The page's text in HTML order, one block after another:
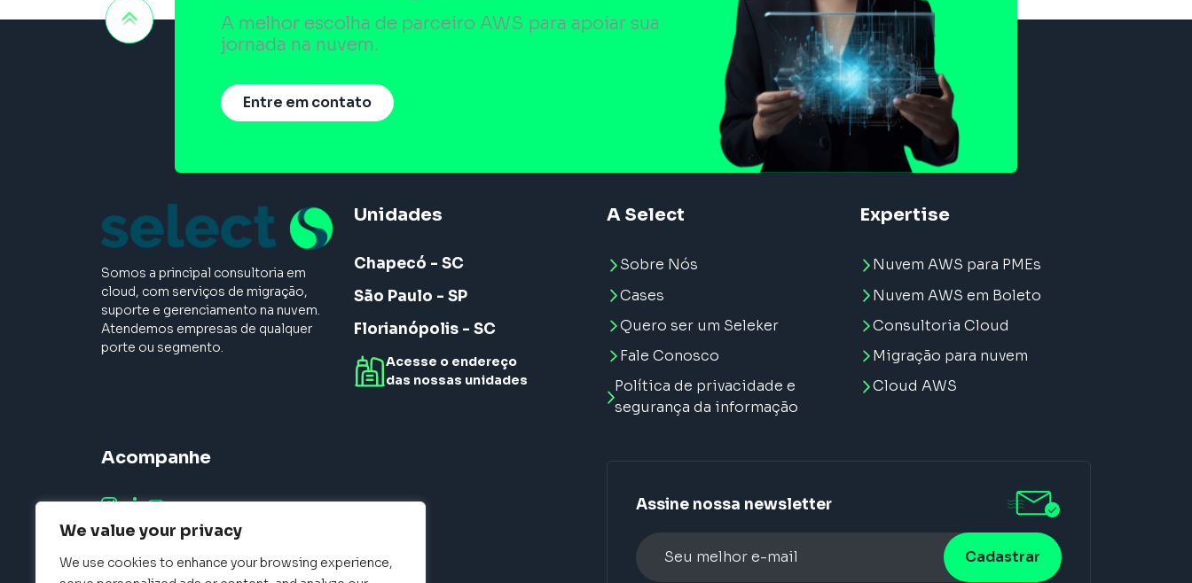
We value your privacy
We use cookies to enhance your browsing experience,
A melhor escolha de parceiro AWS para apoiar sua
jornada na nuvem.
Entre em contato
Somos a principal consultoria em
cloud, com serviços de migração,
suporte e gerenciamento na nuvem.
Atendemos empresas de qualquer
porte ou segmento.
Unidades
Chapecó - SC
São Paulo - SP
Florianópolis - SC
Acesse o endereço
das nossas unidades
A Select
Sobre Nós
Cases
Quero ser um Seleker
Fale Conosco
Política de privacidade e
segurança da informação
Expertise
Nuvem AWS para PMEs
Nuvem AWS em Boleto
Consultoria Cloud
Migração para nuvem
Cloud AWS
Acompanhe
Assine nossa newsletter